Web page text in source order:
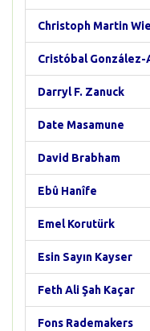
Christoph Martin
Cristóbal González-
Darryl F. Zanuck
Date Masamune
David Brabham
Ebû Hanîfe
Emel Korutürk
Esin Sayın Kayser
Feth Ali Şah Kaçar
Fons Rademakers